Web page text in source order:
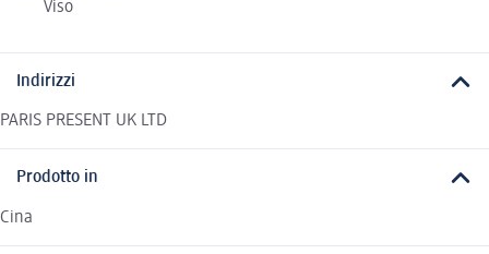
Viso
Indirizzi
PARIS PRESENT UK LTD
Prodotto in
Cina